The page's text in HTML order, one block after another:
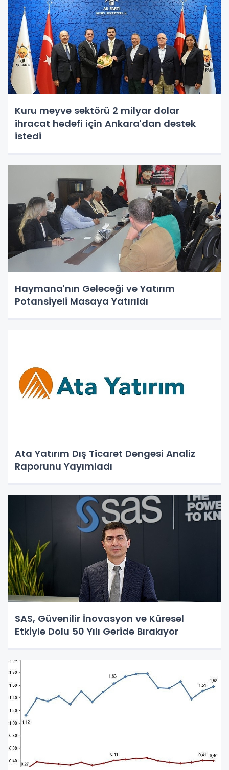
Kuru meyve sektörü 2 milyar dolar
ihracat hedefi için Ankara'dan destek
istedi
Haymana'nın Geleceği ve Yatırım
Potansiyeli Masaya Yatırıldı
Ata Yatırım Dış Ticaret Dengesi Analiz
Raporunu Yayımladı
SAS, Güvenilir İnovasyon ve Küresel
Etkiyle Dolu 50 Yılı Geride Bırakıyor